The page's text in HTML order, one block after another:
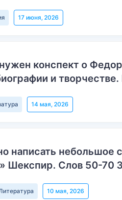
17 июня, 2026
конспект о
и
14 мая, 2026
написать небольшое
Шекспир. Слов 50-70
10 мая, 2026